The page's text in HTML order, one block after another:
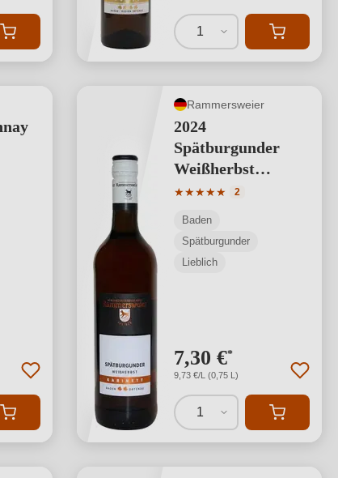
1
Bewertung von 5 von 5 Sternen
Rammersweier
2024
Spätburgunder
Weißherbst
Harmonie
★★★★★
Durchschnittliche
2
Baden
Spätburgunder
Lieblich
7,30 €*
9,73 €/L (0,75 L)
1